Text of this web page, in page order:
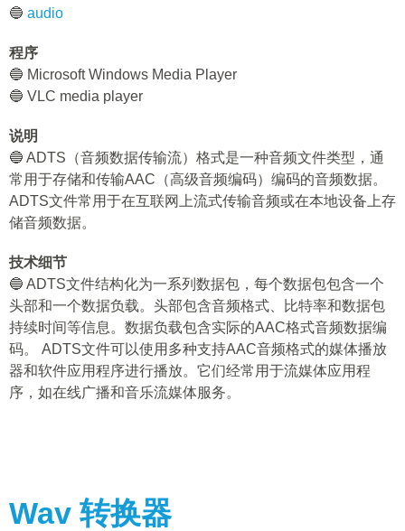
🔵 audio
程序
🔵 Microsoft Windows Media Player
🔵 VLC media player
说明
🔵 ADTS（音频数据传输流）格式是一种音频文件类型，通
常用于存储和传输AAC（高级音频编码）编码的音频数据。
ADTS文件常用于在互联网上流式传输音频或在本地设备上存
储音频数据。
技术细节
🔵 ADTS文件结构化为一系列数据包，每个数据包包含一个
头部和一个数据负载。头部包含音频格式、比特率和数据包
持续时间等信息。数据负载包含实际的AAC格式音频数据编
码。 ADTS文件可以使用多种支持AAC音频格式的媒体播放
器和软件应用程序进行播放。它们经常用于流媒体应用程
序，如在线广播和音乐流媒体服务。
Wav 转换器